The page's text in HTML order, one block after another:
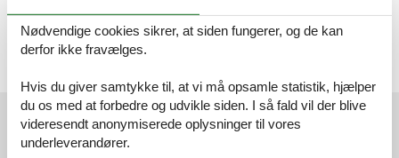
Kleiderschrank
- 2.Schlafzimmer mit Doppelbett (Breite 1,60 m x 2,00 m),
Kleiderschrank und TV
Eksterne anmeldelser
Vores gæsteanmeldelser
Nødvendige cookies sikrer, at siden fungerer, og de kan
derfor ikke fravælges.
Hvis du giver samtykke til, at vi må opsamle statistik, hjælper
du os med at forbedre og udvikle siden. I så fald vil der blive
videresendt anonymiserede oplysninger til vores
underleverandører.